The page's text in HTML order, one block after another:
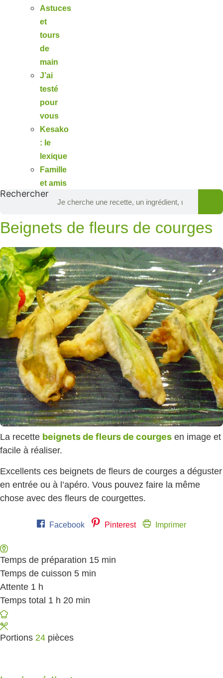
Astuces
et
tours
de
main
J’ai
testé
pour
vous
Kesako
: le
lexique
Famille
et amis
Rechercher
Beignets de fleurs de courges
La recette beignets de fleurs de courges en image et
facile à réaliser.
Excellents ces beignets de fleurs de courges a déguster
en entrée ou à l’apéro. Vous pouvez faire la même
chose avec des fleurs de courgettes.
Facebook Pinterest Imprimer
Temps de préparation 15 minutes
min
Temps de cuisson 5 minutes
min
Attente 1 heure
h
Temps total 1 heure
h 20 minutes
min
Portions 24 pièces